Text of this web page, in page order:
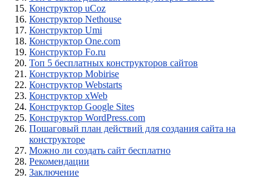
Конструктор uCoz
Конструктор Nethouse
Конструктор Umi
Конструктор One.com
Конструктор Fo.ru
Топ 5 бесплатных конструкторов сайтов
Конструктор Mobirise
Конструктор Webstarts
Конструктор xWeb
Конструктор Google Sites
Конструктор WordPress.com
Пошаговый план действий для создания сайта на
конструкторе
Можно ли создать сайт бесплатно
Рекомендации
Заключение